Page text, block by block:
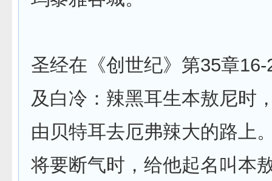
圣经在《创世纪》第35章
及白冷：辣黑耳生本敖尼时
由贝特耳去厄弗辣大的路上
将要断气时，给他起名叫本